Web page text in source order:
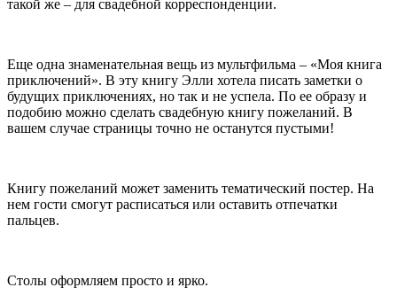
такой же – для свадебной корреспонденции.
Еще одна знаменательная вещь из мультфильма – «Моя книга
приключений». В эту книгу Элли хотела писать заметки о
будущих приключениях, но так и не успела. По ее образу и
подобию можно сделать свадебную книгу пожеланий. В
вашем случае страницы точно не останутся пустыми!
Книгу пожеланий может заменить тематический постер. На
нем гости смогут расписаться или оставить отпечатки
пальцев.
Столы оформляем просто и ярко.